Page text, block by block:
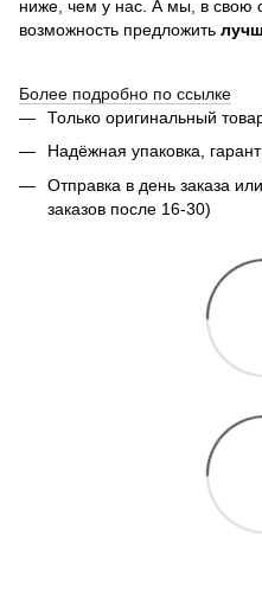
ниже, чем у нас. А мы, в свою
возможность предложить
Более подробно по ссылке
Только оригинальный
Надёжная упаковка,
Отправка в день заказа
заказов после 16-30)